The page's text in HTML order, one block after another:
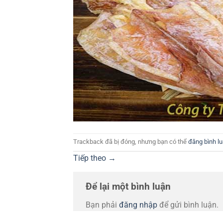
Trackback đã bị đóng, nhưng bạn có thể đăng bình
Tiếp theo →
Để lại một bình luận
Bạn phải đăng nhập để gửi bình luận.